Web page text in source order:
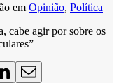
em Opinião, Política
cabe agir por sobre os